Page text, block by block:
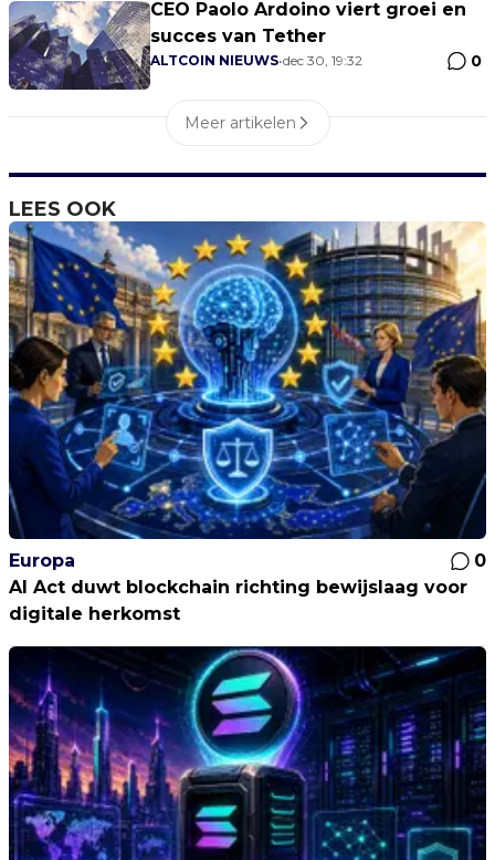
CEO Paolo Ardoino viert groei en
succes van Tether
ALTCOIN NIEUWS•dec 30, 19:32 0
Meer artikelen
LEES OOK
Europa
0
AI Act duwt blockchain richting bewijslaag voor
digitale herkomst